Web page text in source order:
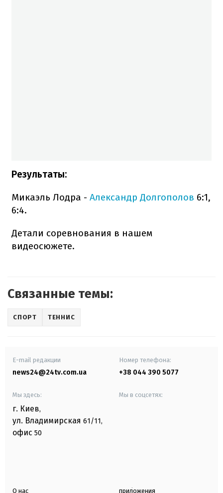
Результаты:
Микаэль Лодра - Александр Долгополов 6:1,
6:4.
Детали соревнования в нашем
видеосюжете.
Связанные темы:
СПОРТ ТЕННИС
E-mail редакции
news24@24tv.com.ua
Номер телефона:
+38 044 390 5077
Мы здесь:
г. Киев,
ул. Владимирская 61/11,
офис 50
Мы в соцсетях:
О нас приложения